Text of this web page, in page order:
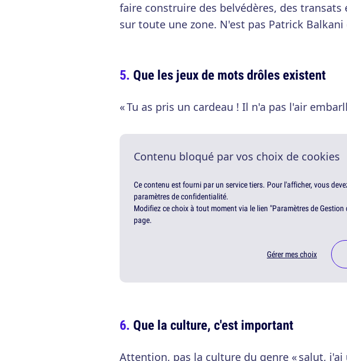
faire construire des belvédères, des transats
sur toute une zone. N'est pas Patrick
Que les jeux de mots drôles existent
« Tu as pris un cardeau ! Il n'a pas l'air
Contenu bloqué par vos choix de cookies
Ce contenu est fourni par un service tiers. Pour l'afficher, vous
paramètres de confidentialité.
Modifiez ce choix à tout moment via le lien "Paramètres de
page.
Gérer mes choix
Que la culture, c'est important
Attention, pas la culture du genre « salut, j'ai